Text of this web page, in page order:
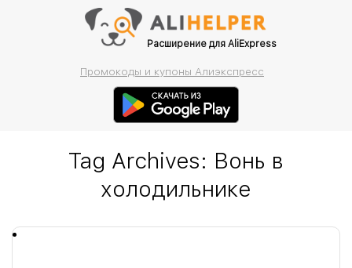
Расширение для AliExpress
Промокоды и купоны Алиэкспресс
Tag Archives: Вонь в
холодильнике